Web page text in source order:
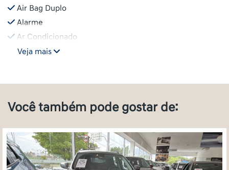
Air Bag Duplo
Alarme
Ar Condicionado
Veja mais
Você também pode gostar de: